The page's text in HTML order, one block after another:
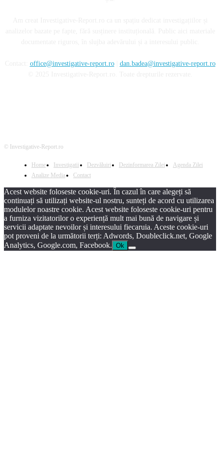
office@investigative-report.ro| dan.badea@investigative-report.ro
© Investigative-Report.ro
Home Investigatii Dezvăluiri Dezinformarea Zilei
Agenda Zilei
Analize Media
Contact
Acest website foloseste cookie-uri. În cazul în care alegeți să
continuați să utilizați website-ul nostru, sunteți de acord cu utilizarea
modulelor noastre cookie. Acest website foloseste cookie-uri pentru
a furniza vizitatorilor o experiență mult mai bună de navigare și
servicii adaptate nevoilor și interesului fiecaruia. Aceste cookie-uri
pot proveni de la următorii terți: Adwords, Doubleclick.net, Google
Analytics, Google.com, Facebook. Ok